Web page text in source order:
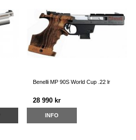
Benelli MP 90S World Cup .22 lr
28 990 kr
INFO